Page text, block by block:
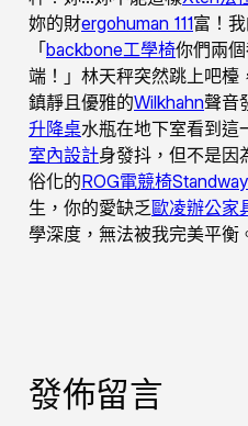
妳的財ergohuman 111富！
「backbone工學椅你們兩
端！」林天秤突然跳上吧檯
鎮靜且優雅的Wilkhahn聲音
升降桌水瓶在地下室看到這
室內設計身發抖，但不是因
俗化的ROG電競椅
生，你的愛缺乏歐凌辦公家
學深度，無法被我完美平衡
發佈留言